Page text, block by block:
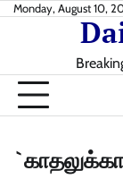
SkipMonday, August 10,